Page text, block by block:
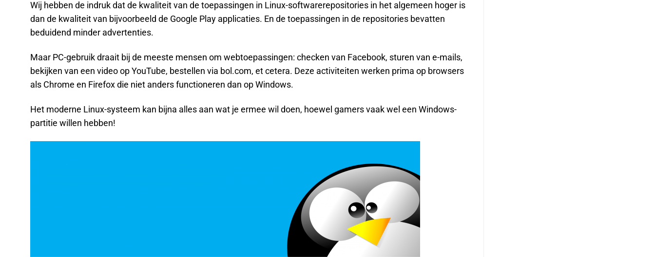
Wij hebben de indruk dat de kwaliteit van de toepassingen in Linux-softwarerepositories in het algemeen hoger is
dan de kwaliteit van bijvoorbeeld de Google Play applicaties. En de toepassingen in de repositories bevatten
beduidend minder advertenties.
Maar PC-gebruik draait bij de meeste mensen om webtoepassingen: checken van Facebook, sturen van e-mails,
bekijken van een video op YouTube, bestellen via bol.com, et cetera. Deze activiteiten werken prima op browsers
als Chrome en Firefox die niet anders functioneren dan op Windows.
Het moderne Linux-systeem kan bijna alles aan wat je ermee wil doen, hoewel gamers vaak wel een Windows-
partitie willen hebben!